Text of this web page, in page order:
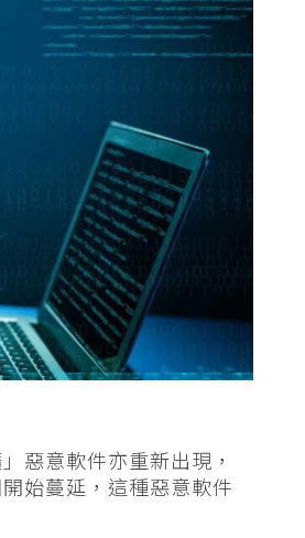
惡意軟件亦重新出現，
始蔓延，這種惡意軟件